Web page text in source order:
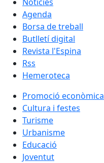
Agenda
Borsa de treball
Butlletí digital
Revista l'Espina
Rss
Hemeroteca
Promoció econòmica
Cultura i festes
Turisme
Urbanisme
Educació
Joventut